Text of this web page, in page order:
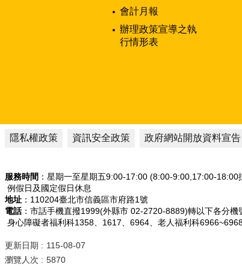
會計月報
辦理政策宣導之執
行情形表
隱私權政策 資訊安全政策 政府網站開放資料宣告
服務時間 ：星期一至星期五9:00-17:00 (8:00-9:00,17:00-18:00
例假日及國定假日休息
地址 ：110204臺北市信義區市府路1號
電話：市話手機直撥1999(外縣市 02-2720-8889)轉以下各分機
身心障礙者福利科1358、1617、6964、老人福利科
更新日期
115-08-07
瀏覽人次
5870